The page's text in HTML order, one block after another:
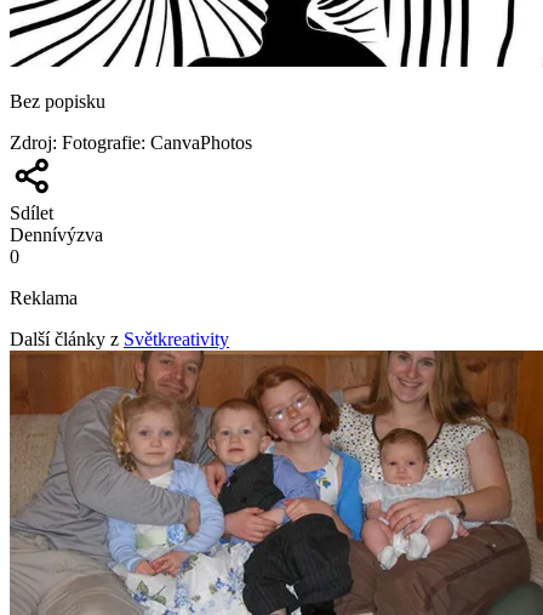
Bez popisku
Zdroj: Fotografie: CanvaPhotos
Sdílet
Dennívýzva
0
Reklama
Další články z Světkreativity